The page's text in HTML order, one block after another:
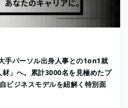
パーソル出身人事との1on1就
」へ。累計3000名を見極めたプ
ビジネスモデルを紐解く特別面